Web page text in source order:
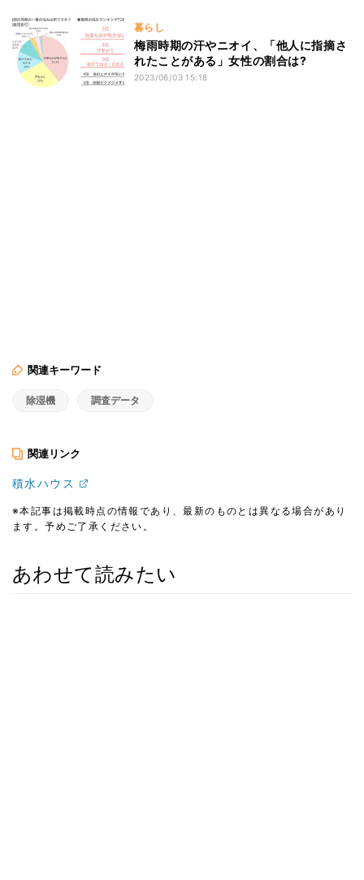
暮らし
梅雨時期の汗やニオイ、「他人に指摘さ
れたことがある」女性の割合は?
2023/06/03 15:18
関連キーワード
除湿機 調査データ
関連リンク
積水ハウス
※本記事は掲載時点の情報であり、最新のものとは異なる場合があり
ます。予めご了承ください。
あわせて読みたい